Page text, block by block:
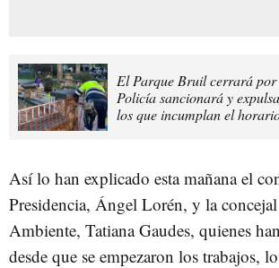
El Parque Bruil cerrará por
Policía sancionará y
los que incumplan el
Así lo han explicado esta mañana el
Presidencia, Ángel Lorén, y la
Ambiente, Tatiana Gaudes, quienes
desde que se empezaron los trabajos,